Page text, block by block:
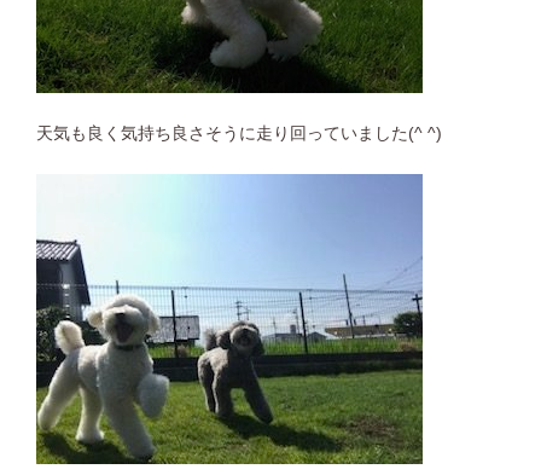
天気も良く気持ち良さそうに走り回っていました(^ ^)